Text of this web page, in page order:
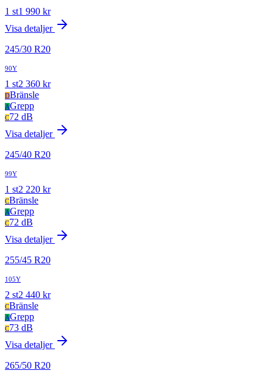
1 st1 990 kr
Visa detaljer
245/30 R20
90Y
1 st2 360 kr
DBränsle
AGrepp
C72 dB
Visa detaljer
245/40 R20
99Y
1 st2 220 kr
CBränsle
AGrepp
C72 dB
Visa detaljer
255/45 R20
105Y
2 st2 440 kr
CBränsle
AGrepp
C73 dB
Visa detaljer
265/50 R20